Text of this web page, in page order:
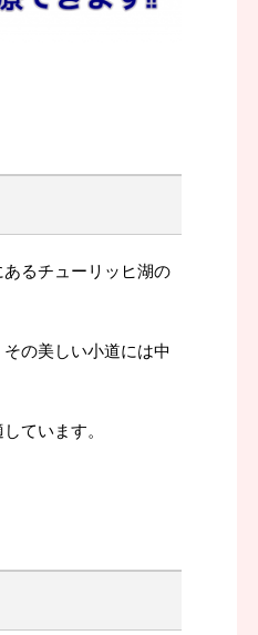
るチューリッヒ湖の
の美しい小道には中
ています。